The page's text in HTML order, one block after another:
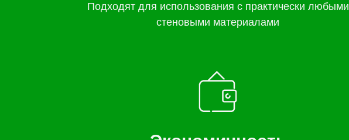
Подходят для использования с практически любыми
стеновыми материалами